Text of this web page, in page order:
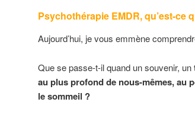
Psychothérapie EMDR, qu’est-ce
Aujourd’hui, je vous emmène
Que se passe-t-il quand un souvenir, un
au plus profond de nous-mêmes, au
le sommeil ?